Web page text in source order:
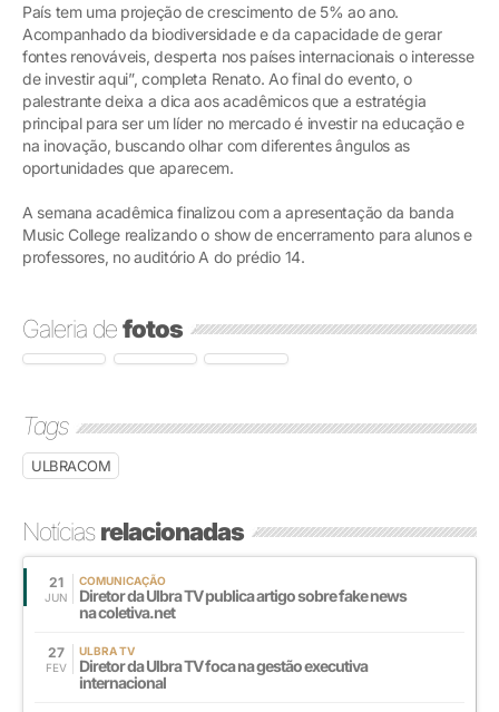
País tem uma projeção de crescimento de 5% ao ano.
Acompanhado da biodiversidade e da capacidade de gerar
fontes renováveis, desperta nos países internacionais o interesse
de investir aqui”, completa Renato. Ao final do evento, o
palestrante deixa a dica aos acadêmicos que a estratégia
principal para ser um líder no mercado é investir na educação e
na inovação, buscando olhar com diferentes ângulos as
oportunidades que aparecem.
A semana acadêmica finalizou com a apresentação da banda
Music College realizando o show de encerramento para alunos e
professores, no auditório A do prédio 14.
Galeria defotos
Tags
ULBRACOM
Notíciasrelacionadas
21
JUN
COMUNICAÇÃO
Diretor da Ulbra TV publica artigo sobre fake news
na coletiva.net
27
FEV
ULBRA TV
Diretor da Ulbra TV foca na gestão executiva
internacional